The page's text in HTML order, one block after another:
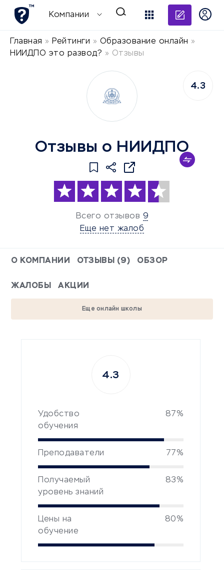
Компании
Главная » Рейтинги » Образование онлайн »
НИИДПО это развод? » Отзывы
Отзывы о НИИДПО
Всего отзывов 9
Еще нет жалоб
4.3
О КОМПАНИИ ОТЗЫВЫ (9) ОБЗОР
ЖАЛОБЫ АКЦИИ
Еще онлайн школы
Удобство
обучения
87%
Преподаватели 77%
Получаемый
уровень знаний
83%
Цены на
обучение
80%
4.3